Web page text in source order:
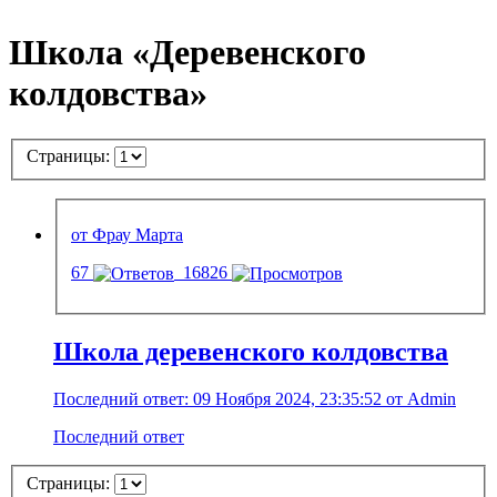
Школа «Деревенского
колдовства»
Страницы:
от Фрау Марта
67
16826
Школа деревенского колдовства
Последний ответ: 09 Ноября 2024, 23:35:52 от Admin
Последний ответ
Страницы: